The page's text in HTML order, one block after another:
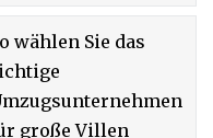
wählen Sie das
große Villen